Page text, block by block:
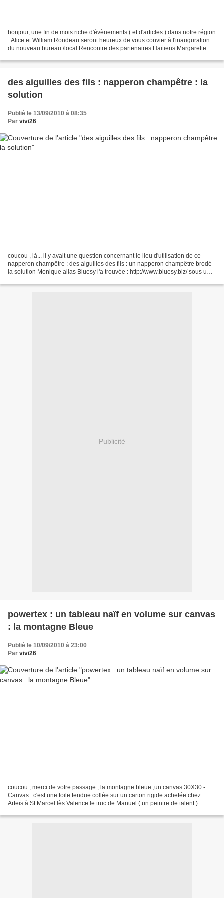
bonjour, une fin de mois riche d'évènements ( et d'articles ) dans notre région
: Alice et William Rondeau seront heureux de vous convier à l'inauguration
du nouveau bureau /local Rencontre des partenaires Haïtiens Margarette St
des aiguilles des fils : napperon champêtre : la
solution
Publié le 13/09/2010 à 08:35
Par vivi26
coucou , là... il y avait une question concernant le lieu d'utilisation de ce
napperon champêtre : des aiguilles des fils : un napperon champêtre brodé
la solution Monique alias Bluesy l'a trouvée : http://www.bluesy.biz/ sous un
Publicité
powertex : un tableau naïf en volume sur canvas
: la montagne Bleue
Publié le 10/09/2010 à 23:00
Par vivi26
coucou , merci de votre passage , la montagne bleue ,un canvas 30X30 -
Canvas : c'est une toile tendue collée sur un carton rigide achetée chez
Arteïs à St Marcel lès Valence le truc de Manuel ( un peintre de talent ) ..